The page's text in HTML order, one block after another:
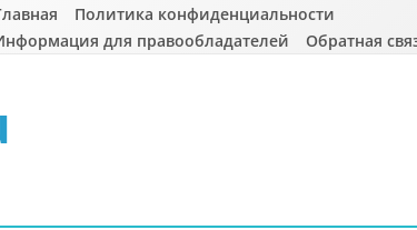
Политика конфиденциальности
для правообладателей
Обратная